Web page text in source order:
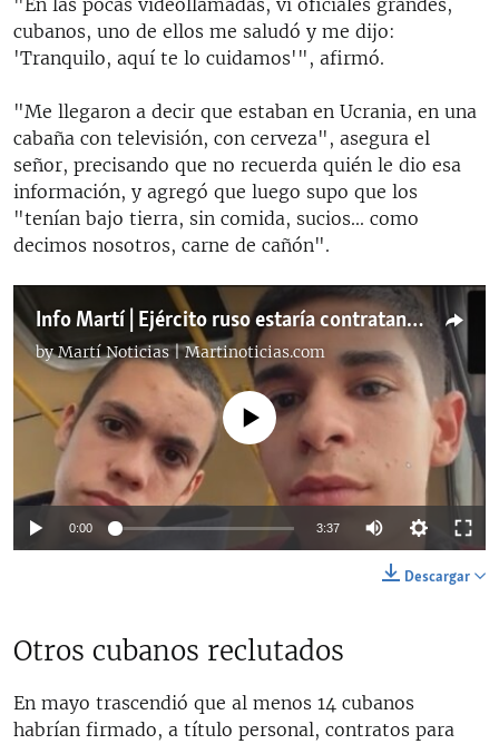
cubanos, uno de ellos me saludó y me dijo:
'Tranquilo, aquí te lo cuidamos'", afirmó.
"Me llegaron a decir que estaban en Ucrania, en una
cabaña con televisión, con cerveza", asegura el
señor, precisando que no recuerda quién le dio esa
información, y agregó que luego supo que los
"tenían bajo tierra, sin comida, sucios... como
decimos nosotros, carne de cañón".
Info Martí | Ejército ruso estaría contratando a jóvenes cubanos, de acuerdo a familiares
byMartí Noticias | Martinoticias.com
Auto 144p 240p
480p 720p 1080p
No media source currently available
0:00 3:37
144p
720p
Descargar
Otros cubanos reclutados
En mayo trascendió que al menos 14 cubanos
habrían firmado, a título personal, contratos para